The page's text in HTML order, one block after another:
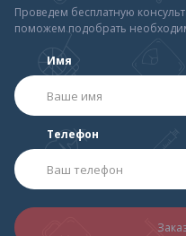
Проведем бесплатную
поможем подобрать
Имя
Телефон